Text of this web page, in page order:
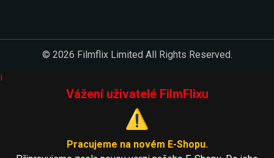
© 2026 Filmflix Limited All Rights Reserved.
i
Vážení uživatelé FilmFlixu
⚠️
Pracujeme na novém E-Shopu.